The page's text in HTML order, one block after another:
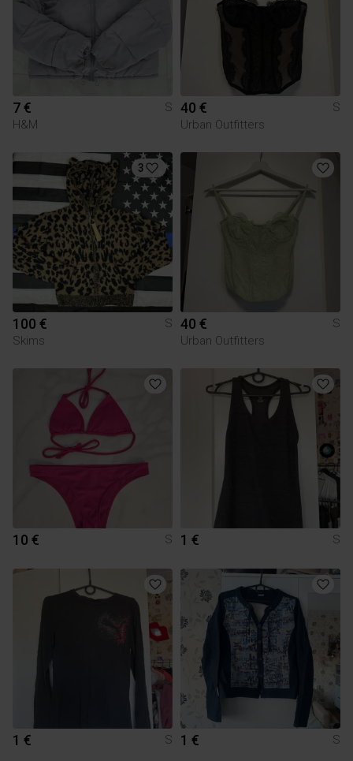
7 €
S
H&M
40 €
S
Urban Outfitters
3
100 €
S
Skims
40 €
S
Urban Outfitters
10 € S 1 € S
1 € S 1 € S